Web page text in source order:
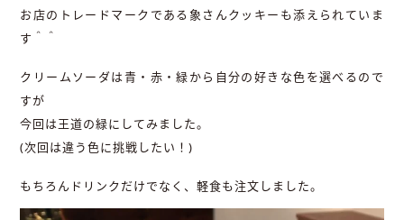
お店のトレードマークである象さんクッキーも添えられていま
す＾＾
クリームソーダは青・赤・緑から自分の好きな色を選べるので
すが
今回は王道の緑にしてみました。
(次回は違う色に挑戦したい！)
もちろんドリンクだけでなく、軽食も注文しました。